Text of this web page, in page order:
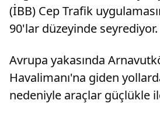
(İBB) Cep Trafik
90'lar düzeyinde seyrediyor.
Avrupa yakasında
Havalimanı'na giden
nedeniyle araçlar güçlükle